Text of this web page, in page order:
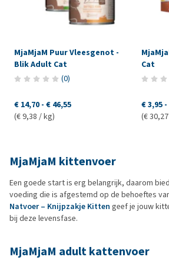
MjaMjaM Puur Vleesgenot -
Blik Adult Cat
(0)
€ 14,70 - € 46,55
(€ 9,38 / kg)
Cat
€ 3,95 -
(€
MjaMjaM kittenvoer
Een goede start is erg belangrijk, daarom
voeding die is afgestemd op de behoeftes
Natvoer – Knijpzakje Kitten geef je jouw
bij deze levensfase.
MjaMjaM adult kattenvoer